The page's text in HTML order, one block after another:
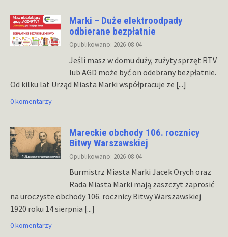
Marki – Duże elektroodpady
odbierane bezpłatnie
Opublikowano: 2026-08-04
Jeśli masz w domu duży, zużyty sprzęt RTV
lub AGD może być on odebrany bezpłatnie.
Od kilku lat Urząd Miasta Marki współpracuje ze [...]
0 komentarzy
Mareckie obchody 106. rocznicy
Bitwy Warszawskiej
Opublikowano: 2026-08-04
Burmistrz Miasta Marki Jacek Orych oraz
Rada Miasta Marki mają zaszczyt zaprosić
na uroczyste obchody 106. rocznicy Bitwy Warszawskiej
1920 roku 14 sierpnia [...]
0 komentarzy